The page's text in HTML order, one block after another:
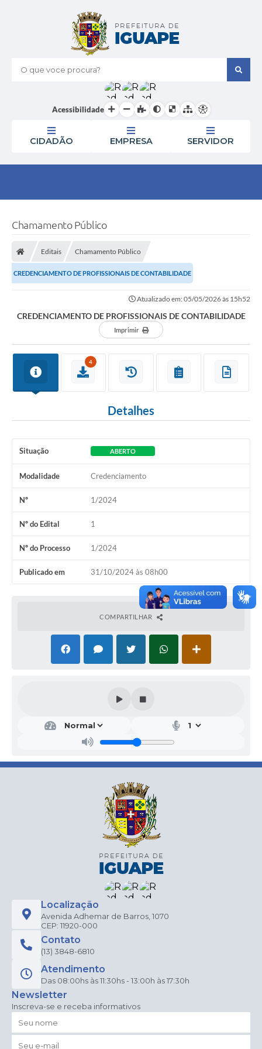
O que voce procura?
Acessibilidade
CIDADÃO EMPRESA SERVIDOR
Chamamento Público
Editais Chamamento Público
CREDENCIAMENTO DE PROFISSIONAIS DE CONTABILIDADE
Atualizado em: 05/05/2026 às 15h52
CREDENCIAMENTO DE PROFISSIONAIS DE CONTABILIDADE
Imprimir
4
Detalhes
Situação ABERTO
Modalidade Credenciamento
Nº 1/2024
Nº do Edital 1
Nº do Processo 1/2024
Publicado em 31/10/2024 às 08h00
COMPARTILHAR
Localização
Avenida Adhemar de Barros, 1070
CEP: 11920-000
Contato
(13) 3848-6810
Atendimento
Das 08:00hs às 11:30hs - 13:00h às 17:30h
Newsletter
Inscreva-se e receba informativos